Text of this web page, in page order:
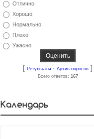
Отлично
Хорошо
Нормально
Плохо
Ужасно
[ Результаты · Архив опросов ]
Всего ответов: 167
Календарь